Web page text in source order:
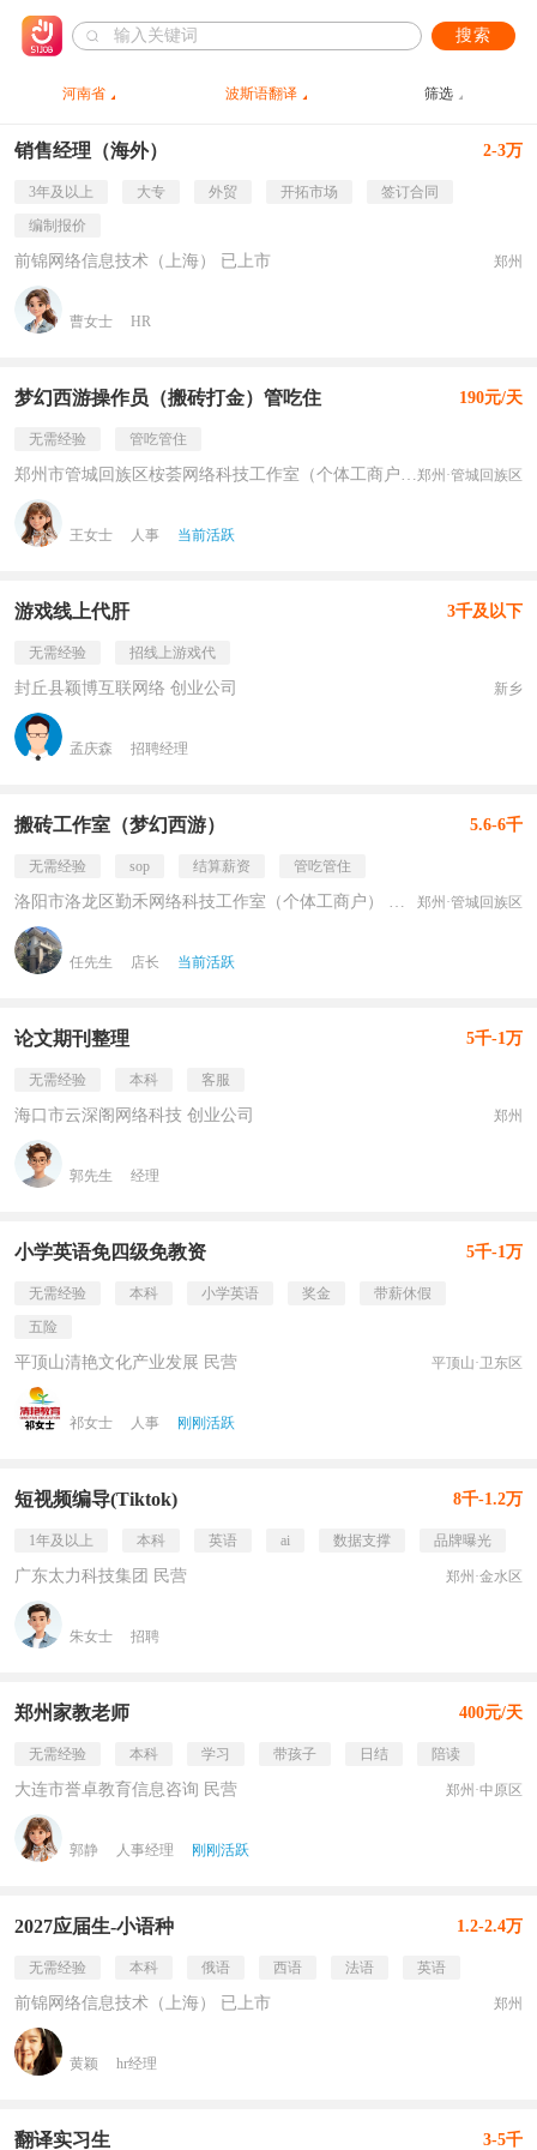
搜索
河南省 波斯语翻译 筛选
销售经理（海外） 2-3万
3年及以上 大专 外贸 开拓市场
签订合同
编制报价
前锦网络信息技术（上海） 已上市 郑州
曹女士 HR
梦幻西游操作员（搬砖打金）管吃住 190元/天
无需经验 管吃管住
郑州市管城回族区桉荟网络科技工作室（个体工商户） 民营郑州·管城回族区
王女士 人事 当前活跃
游戏线上代肝 3千及以下
无需经验 招线上游戏代
封丘县颖博互联网络 创业公司 新乡
孟庆森 招聘经理
搬砖工作室（梦幻西游） 5.6-6千
无需经验 sop 结算薪资 管吃管住
洛阳市洛龙区勤禾网络科技工作室（个体工商户） 民营 郑州·管城回族区
任先生 店长 当前活跃
论文期刊整理 5千-1万
无需经验 本科 客服
海口市云深阁网络科技 创业公司 郑州
郭先生 经理
小学英语免四级免教资 5千-1万
无需经验 本科 小学英语 奖金
带薪休假
五险
平顶山清艳文化产业发展 民营 平顶山·卫东区
祁女士 人事 刚刚活跃
短视频编导(Tiktok) 8千-1.2万
1年及以上 本科 英语 ai 数据支撑 品牌曝光
广东太力科技集团 民营 郑州·金水区
朱女士 招聘
郑州家教老师 400元/天
无需经验 本科 学习 带孩子 日结 陪读
大连市誉卓教育信息咨询 民营 郑州·中原区
郭静 人事经理 刚刚活跃
2027应届生-小语种 1.2-2.4万
无需经验 本科 俄语 西语 法语 英语
前锦网络信息技术（上海） 已上市 郑州
黄颖 hr经理
翻译实习生 3-5千